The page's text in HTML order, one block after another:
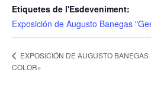
Etiquetes de l'Esdeveniment:
Exposición de Augusto Banegas
EXPOSICIÓN DE AUGUSTO BANEGAS
COLOR»